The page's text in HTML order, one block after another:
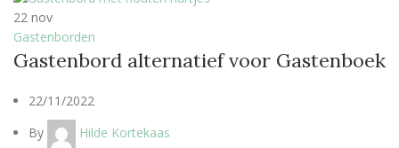
22 nov
Gastenborden
Gastenbord alternatief voor Gastenboek
22/11/2022
By
Hilde Kortekaas